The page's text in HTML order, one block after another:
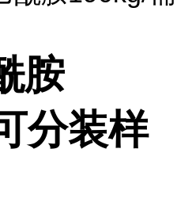
胺
分装样